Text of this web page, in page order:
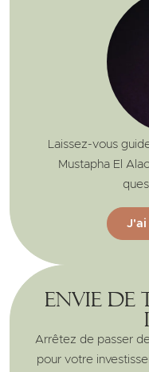
Envie
Arrêtez de passer
pour votre
Laissez-vous
Mustapha El
J'ai